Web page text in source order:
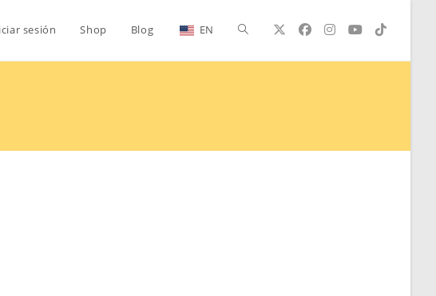
sesión Shop Blog EN Alternar
de